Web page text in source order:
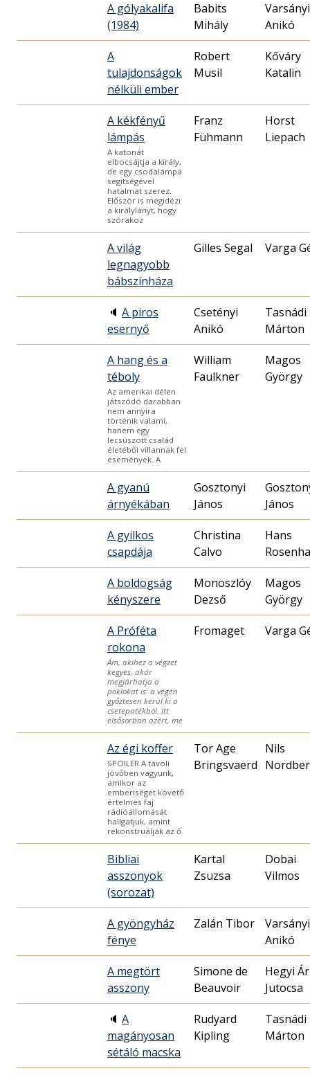
A gólyakalifa
(1984)
Babits
Mihály
Varsányi
Anikó
A
tulajdonságok
nélküli ember
Robert
Musil
Kőváry
Katalin
A kékfényű
lámpás
A katonát
elbocsájtja a király,
de egy csodalámpa
segítségével
hatalmat szerez.
Először is megidézi
a királylányt, hogy
szórakoz
Franz
Fühmann
Horst
Liepach
A világ
legnagyobb
bábszínháza
Gilles Segal Varga
🔈 A piros
esernyő
Csetényi
Anikó
Tasnádi
Márton
A hang és a
téboly
Az amerikai délen
játszódó darabban
nem annyira
történik valami,
hanem egy
lecsúszott család
életéből villannak fel
események. A
William
Faulkner
Magos
György
A gyanú
árnyékában
Gosztonyi
János
János
A gyilkos
csapdája
Christina
Calvo
Hans
A boldogság
kényszere
Monoszlóy
Dezső
Magos
György
A Próféta
rokona
Ám, akihez a végzet
kegyes, akár
megjárhatja a
poklokat is: a végén
győztesen kerül ki a
csetepatékból. Itt
elsősorban azért, me
Fromaget Varga
Az égi koffer
SPOILER A távoli
jövőben vagyunk,
amikor az
emberiséget követő
értelmes faj
rádióállomását
hallgatjuk, amint
rekonstruálják az ő
Tor Age
Bringsvaerd
Nils
Bibliai
asszonyok
(sorozat)
Kartal
Zsuzsa
Dobai
Vilmos
A gyöngyház
fénye
Zalán Tibor
Varsányi
Anikó
A megtört
asszony
Simone de
Beauvoir
Hegyi
Jutocsa
🔈 A
magányosan
sétáló macska
Rudyard
Kipling
Tasnádi
Márton